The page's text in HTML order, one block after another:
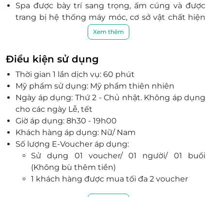
Spa được bày trí sang trọng, ấm cúng và được
trang bị hệ thống máy móc, cơ sở vật chất hiện
đại, mang đến cho quý khách những trải
nghiệm tuyệt vời, thư giãn và thoải mái nhất.
Đội ngũ nhân viên và kỹ thuật viên chuyên
nghiệp, tay nghề cao với phong cách phục vụ
thân thiện, chu đáo chắc chắn sẽ làm hài lòng
mọi khách hàng.
Xem thêm
Điều kiện sử dụng
Thời gian 1 lần dịch vụ: 60 phút
Mỹ phẩm sử dụng: Mỹ phẩm thiên nhiên
Ngày áp dụng: Thứ 2 - Chủ nhật. Không áp dụng
cho các ngày Lễ, tết
Giờ áp dụng: 8h30 - 19h00
Khách hàng áp dụng: Nữ/ Nam
Số lượng E-Voucher áp dụng:
Sử dụng 01 voucher/ 01 người/ 01 buổi
(Không bù thêm tiền)
1 khách hàng được mua tối đa 2 voucher